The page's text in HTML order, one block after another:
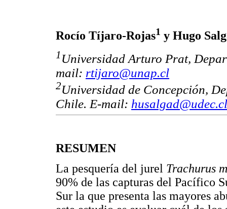
Rocío Tíjaro-Rojas1 y Hugo
1 Universidad Arturo Prat,
mail: rtijaro@unap.cl
2Universidad de Concepción,
Chile. E-mail: husalgad@udec.cl
RESUMEN
La pesquería del jurel Trachurus
90% de las capturas del Pacífico
Sur la que presenta las mayores